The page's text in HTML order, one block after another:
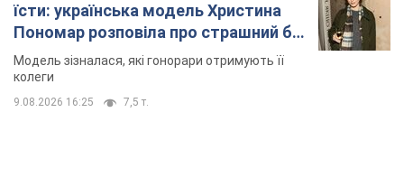
їсти: українська модель Христина
Пономар розповіла про страшний бік
модельної кар’єри
Модель зізналася, які гонорари отримують її
колеги
9.08.2026 16:25 7,5 т.